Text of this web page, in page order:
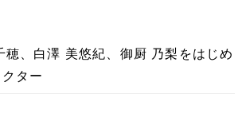
穂、白澤 美悠紀、御厨 乃梨をはじめ
ター